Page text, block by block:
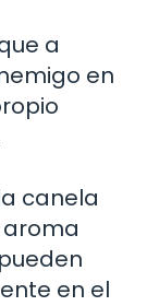
a
en
canela
aroma
en el